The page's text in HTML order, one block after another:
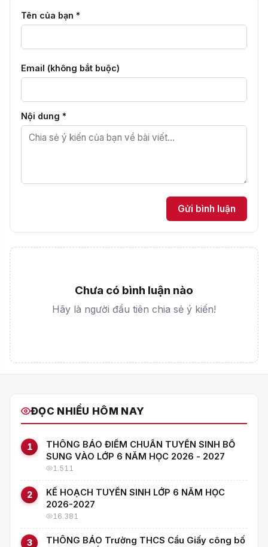
Tên của bạn *
Email (không bắt buộc)
Nội dung *
Gửi bình luận
Chưa có bình luận nào
Hãy là người đầu tiên chia sẻ ý kiến!
ĐỌC NHIỀU HÔM NAY
1
THÔNG BÁO ĐIỂM CHUẨN TUYỂN SINH BỔ
SUNG VÀO LỚP 6 NĂM HỌC 2026 - 2027
1.511
2
KẾ HOẠCH TUYỂN SINH LỚP 6 NĂM HỌC
2026-2027
16.381
3
THÔNG BÁO Trường THCS Cầu Giấy công bố